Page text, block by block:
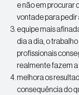
e não em procurar
vontade para pedir
equipe mais
dia a dia, o
profissionais
realmente fazem
melhora os
consequência do